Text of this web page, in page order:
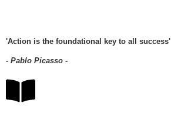
'Action is the foundational key to all success'
- Pablo Picasso -